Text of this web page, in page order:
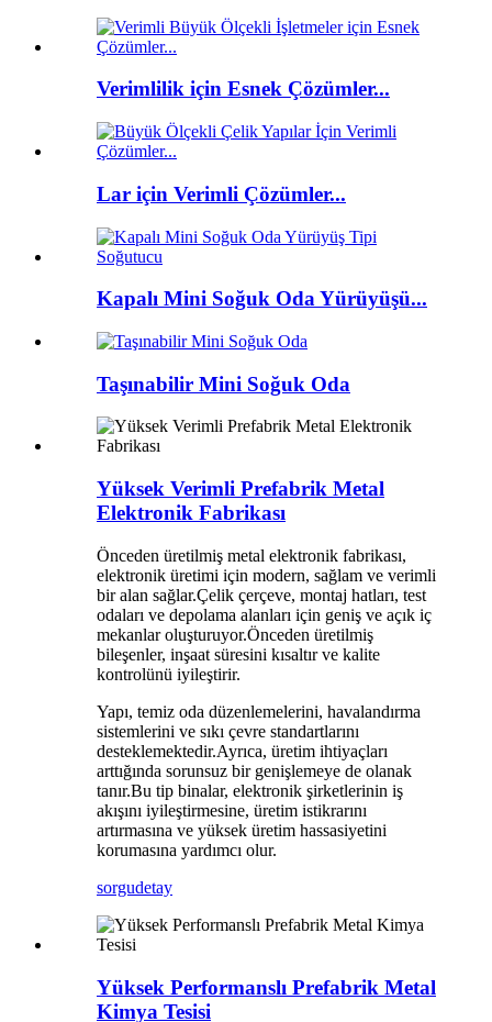
Verimlilik için Esnek Çözümler...
Lar için Verimli Çözümler...
Kapalı Mini Soğuk Oda Yürüyüşü...
Taşınabilir Mini Soğuk Oda
Yüksek Verimli Prefabrik Metal
Elektronik Fabrikası
Önceden üretilmiş metal elektronik fabrikası,
elektronik üretimi için modern, sağlam ve verimli
bir alan sağlar.Çelik çerçeve, montaj hatları, test
odaları ve depolama alanları için geniş ve açık iç
mekanlar oluşturuyor.Önceden üretilmiş
bileşenler, inşaat süresini kısaltır ve kalite
kontrolünü iyileştirir.
Yapı, temiz oda düzenlemelerini, havalandırma
sistemlerini ve sıkı çevre standartlarını
desteklemektedir.Ayrıca, üretim ihtiyaçları
arttığında sorunsuz bir genişlemeye de olanak
tanır.Bu tip binalar, elektronik şirketlerinin iş
akışını iyileştirmesine, üretim istikrarını
artırmasına ve yüksek üretim hassasiyetini
korumasına yardımcı olur.
sorgudetay
Yüksek Performanslı Prefabrik Metal
Kimya Tesisi